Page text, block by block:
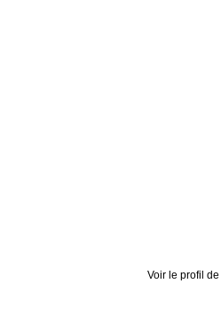
Voir le profil de